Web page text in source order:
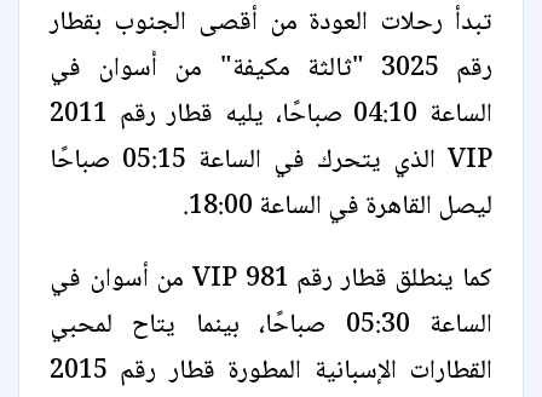
تبدأ رحلات العودة من أقصى الجنوب بقطار
رقم 3025 "ثالثة مكيفة" من أسوان في
الساعة 04:10 صباحًا، يليه قطار رقم 2011
VIP الذي يتحرك في الساعة 05:15 صباحًا
ليصل القاهرة في الساعة 18:00.
كما ينطلق قطار رقم 981 VIP من أسوان في
الساعة 05:30 صباحًا، بينما يتاح لمحبي
القطارات الإسبانية المطورة قطار رقم 2015